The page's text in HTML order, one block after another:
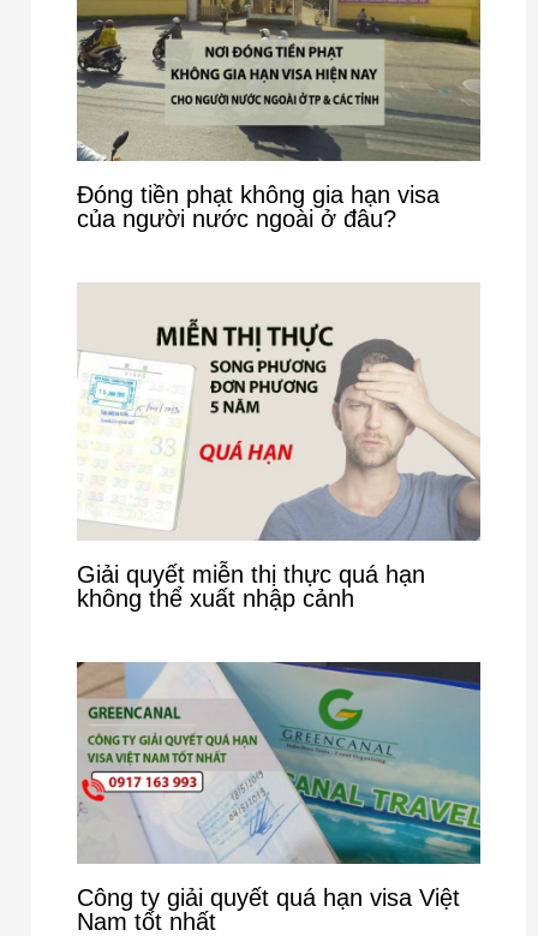
Đóng tiền phạt không gia hạn visa
của người nước ngoài ở đâu?
Giải quyết miễn thị thực quá hạn
không thể xuất nhập cảnh
Công ty giải quyết quá hạn visa Việt
Nam tốt nhất